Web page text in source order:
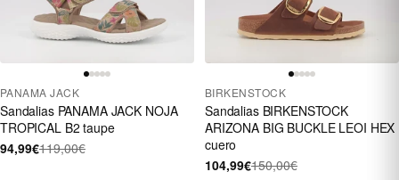
PANAMA JACK
Sandalias PANAMA JACK NOJA
TROPICAL B2 taupe
94,99€119,00€
BIRKENSTOCK
Sandalias BIRKENSTOCK
ARIZONA BIG BUCKLE LEOI HEX
cuero
104,99€150,00€